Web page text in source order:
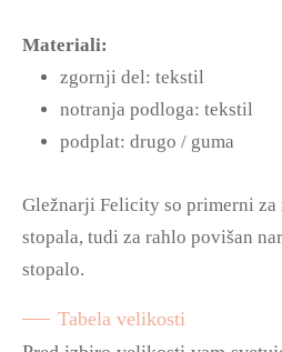
Materiali:
zgornji del: tekstil
notranja podloga: tekstil
podplat: drugo / guma
Gležnarji Felicity so primerni za
stopala, tudi za rahlo povišan
stopalo.
Tabela velikosti